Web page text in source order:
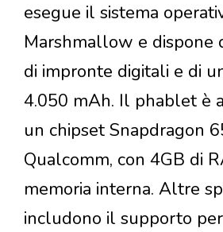
esegue il sistema
Marshmallow e dispone
di impronte digitali e di
4.050 mAh. Il phablet è
un chipset Snapdragon
Qualcomm, con 4GB di
memoria interna. Altre
includono il supporto